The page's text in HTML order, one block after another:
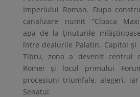
Imperiului Roman. Dupa
canalizare numit “Cloaca
apa de la ținuturile
între dealurile Palatin, Capitol și
Tibru, zona a devenit centrul
Romei și locul primului
procesiuni triumfale, alegeri,
Senatul.